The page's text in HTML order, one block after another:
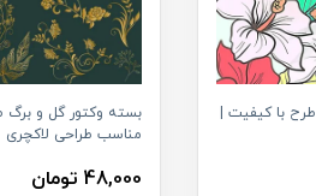
بسته وکتور "گل و برگ" 26 طرح با کیفیت |
مناسب طراحی لاکچری
48,000 تومان